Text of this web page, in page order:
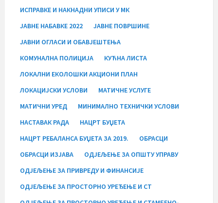
ИСПРАВКЕ И НАКНАДНИ УПИСИ У МК
ЈАВНЕ НАБАВКЕ 2022
ЈАВНЕ ПОВРШИНЕ
ЈАВНИ ОГЛАСИ И ОБАВЈЕШТЕЊА
КОМУНАЛНА ПОЛИЦИЈА
КУЋНА ЛИСТА
ЛОКАЛНИ ЕКОЛОШКИ АКЦИОНИ ПЛАН
ЛОКАЦИЈСКИ УСЛОВИ
МАТИЧНЕ УСЛУГЕ
МАТИЧНИ УРЕД
МИНИМАЛНО ТЕХНИЧКИ УСЛОВИ
НАСТАВАК РАДА
НАЦРТ БУЏЕТА
НАЦРТ РЕБАЛАНСА БУЏЕТА ЗА 2019.
ОБРАСЦИ
ОБРАСЦИ ИЗЈАВА
ОДЈЕЉЕЊЕ ЗА ОПШТУ УПРАВУ
ОДЈЕЉЕЊЕ ЗА ПРИВРЕДУ И ФИНАНСИЈЕ
ОДЈЕЉЕЊЕ ЗА ПРОСТОРНО УРЕЂЕЊЕ И СТ